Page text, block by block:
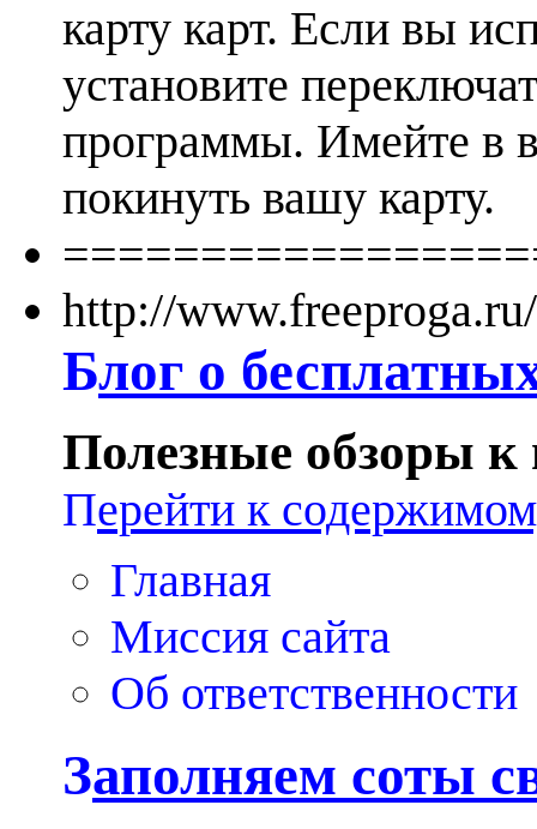
карту карт. Если вы
установите
программы. Имейте в
покинуть вашу карту.
http://
Блог о
Полезные обзоры
Перейти к
Главная
Миссия сайта
Об ответственности
Заполняем соты